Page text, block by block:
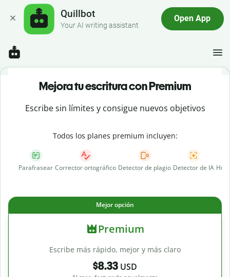
Quillbot
Your AI writing assistant
Open App
Mejora tu escritura con Premium
Escribe sin límites y consigue nuevos objetivos
Todos los planes premium incluyen:
Parafrasear Corrector ortográfico Detector de plagio Detector de IA
Mejor opción
Premium
Escribe más rápido, mejor y más claro
$8.33 USD